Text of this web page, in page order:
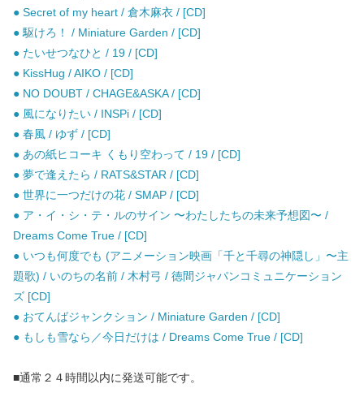
● Secret of my heart / 倉木麻衣 / [CD]
● 駆けろ！ / Miniature Garden / [CD]
● たいせつなひと / 19 / [CD]
● KissHug / AIKO / [CD]
● NO DOUBT / CHAGE&ASKA / [CD]
● 風になりたい / INSPi / [CD]
● 春風 / ゆず / [CD]
● あの紙ヒコーキ くもり空わって / 19 / [CD]
● 夢で逢えたら / RATS&STAR / [CD]
● 世界に一つだけの花 / SMAP / [CD]
● ア・イ・シ・テ・ルのサイン 〜わたしたちの未来予想図〜 /
Dreams Come True / [CD]
● いつも何度でも (アニメーション映画「千と千尋の神隠し」〜主
題歌) / いのちの名前 / 木村弓 / 徳間ジャパンコミュニケーション
ズ [CD]
● おてんばジャンクション / Miniature Garden / [CD]
● もしも雪なら／今日だけは / Dreams Come True / [CD]
■通常２４時間以内に発送可能です。